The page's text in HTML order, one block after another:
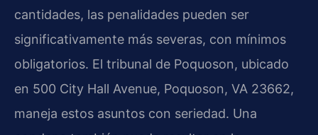
cantidades, las penalidades pueden ser
significativamente más severas, con mínimos
obligatorios. El tribunal de Poquoson, ubicado
en 500 City Hall Avenue, Poquoson, VA 23662,
maneja estos asuntos con seriedad. Una